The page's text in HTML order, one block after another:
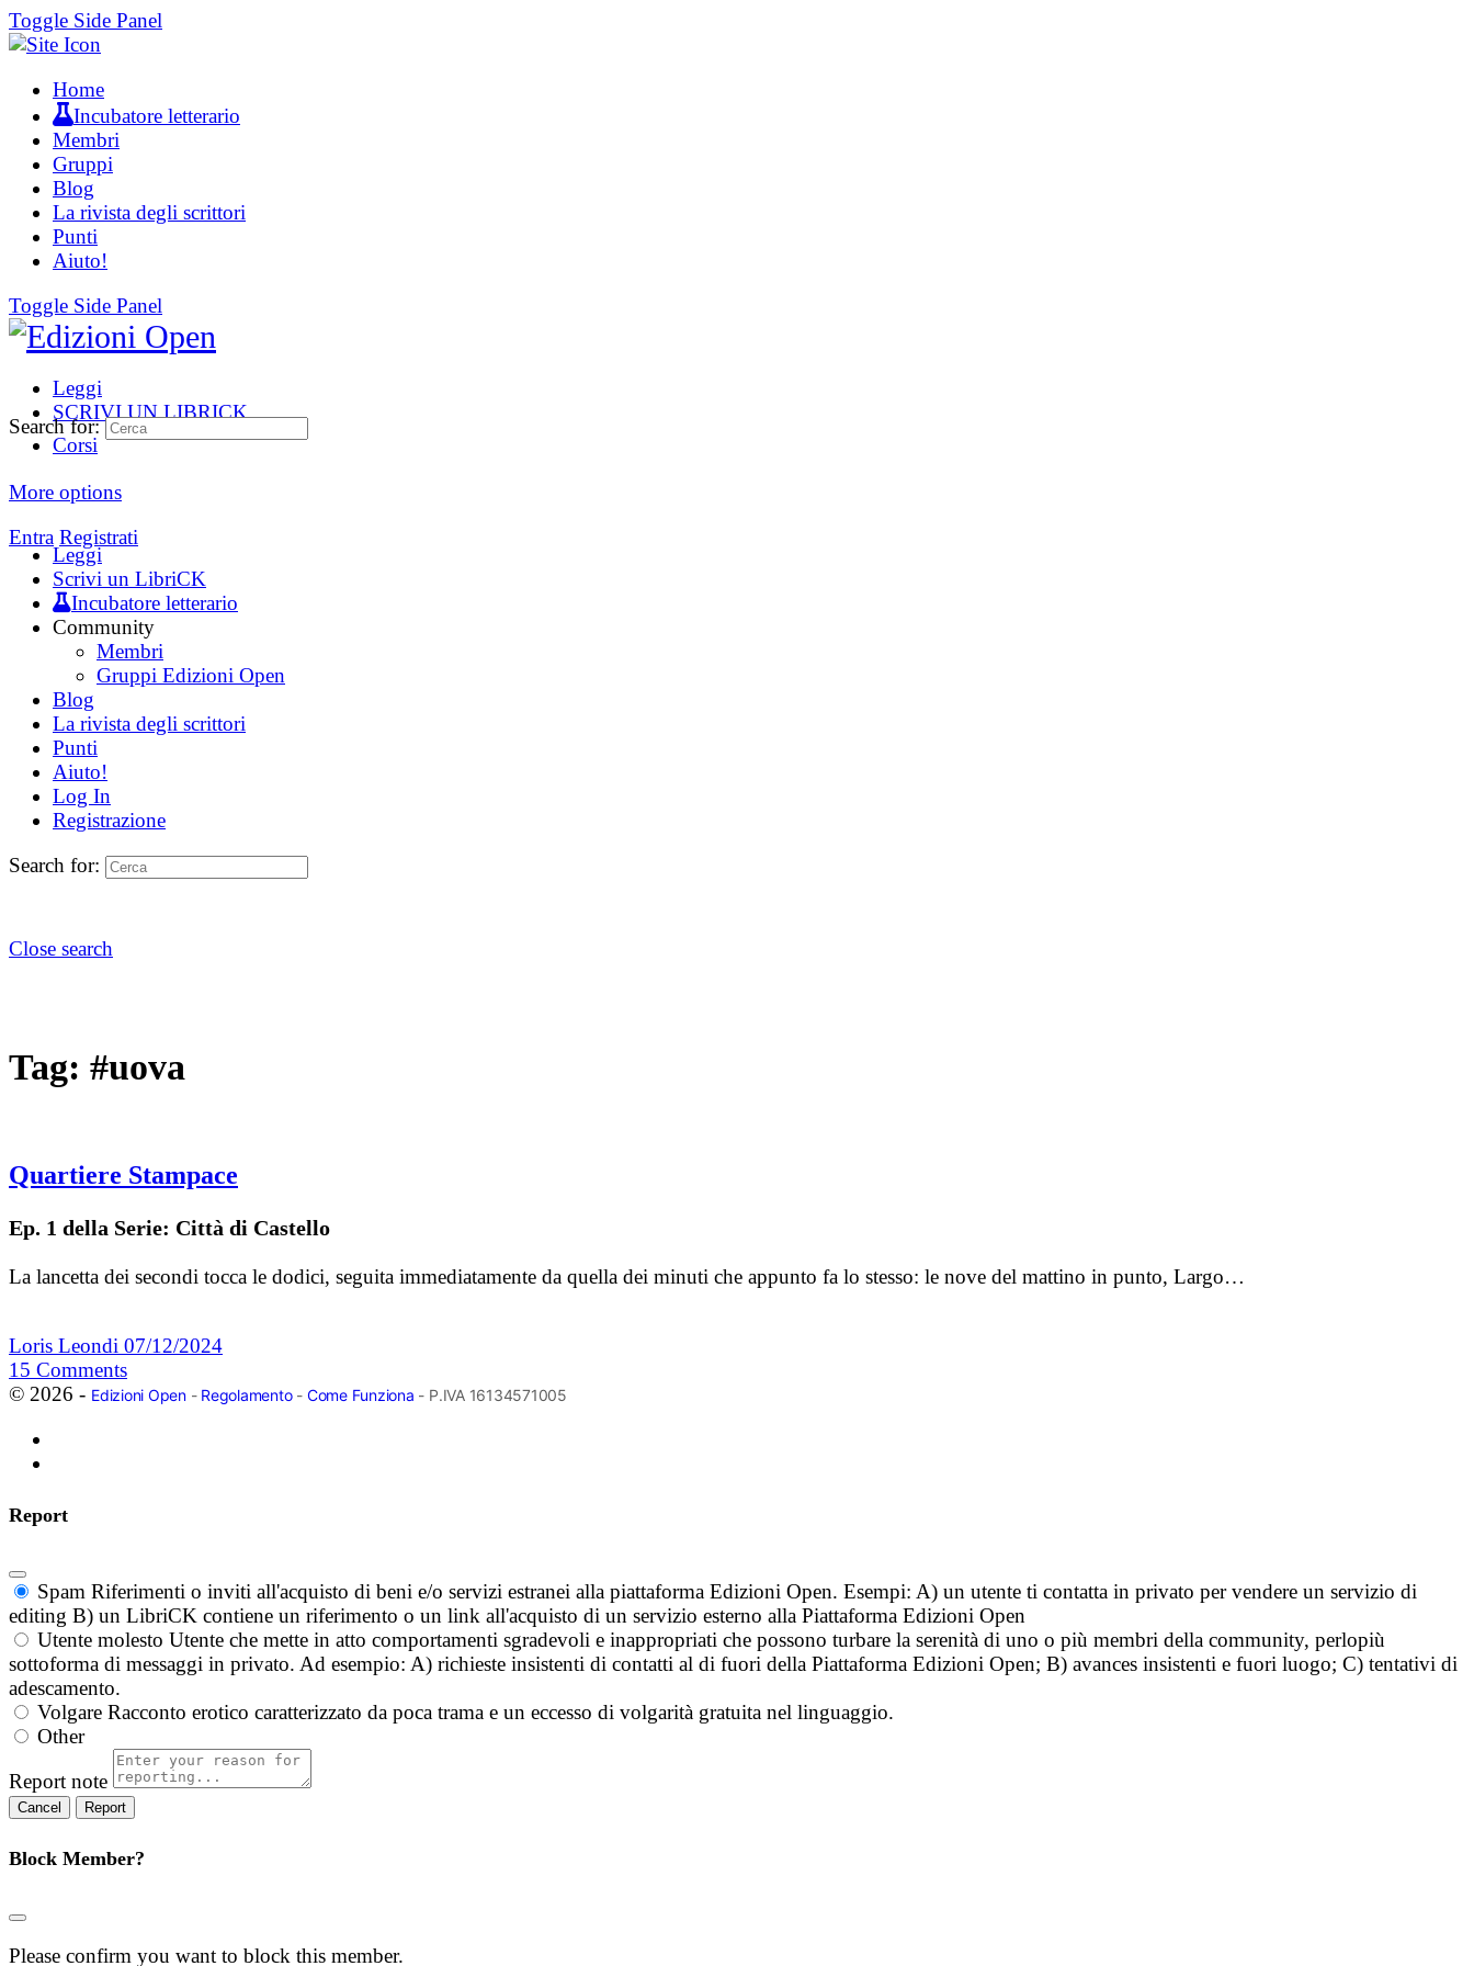
Toggle Side Panel
Home
Incubatore letterario
Membri
Gruppi
Blog
La rivista degli scrittori
Punti
Aiuto!
Toggle Side Panel
Leggi
SCRIVI UN LIBRICK
Corsi
More options
Entra Registrati
Search for:
Leggi
Scrivi un LibriCK
Incubatore letterario
Community
Membri
Gruppi Edizioni Open
Blog
La rivista degli scrittori
Punti
Aiuto!
Log In
Registrazione
Search for:
Close search
Tag: #uova
Quartiere Stampace
Ep. 1 della Serie: Città di Castello
La lancetta dei secondi tocca le dodici, seguita immediatamente da quella dei minuti che appunto fa lo stesso: le nove del mattino in punto, Largo…
Loris Leondi 07/12/2024
15 Comments
© 2026 - Edizioni Open- Regolamento- Come Funziona - P.IVA 16134571005
Report
Spam Riferimenti o inviti all'acquisto di beni e/o servizi estranei alla piattaforma Edizioni Open. Esempi: A) un utente ti contatta in privato per vendere un servizio di
editing B) un LibriCK contiene un riferimento o un link all'acquisto di un servizio esterno alla Piattaforma Edizioni Open
Utente molesto Utente che mette in atto comportamenti sgradevoli e inappropriati che possono turbare la serenità di uno o più membri della community, perlopiù
sottoforma di messaggi in privato. Ad esempio: A) richieste insistenti di contatti al di fuori della Piattaforma Edizioni Open; B) avances insistenti e fuori luogo; C) tentativi di
adescamento.
Volgare Racconto erotico caratterizzato da poca trama e un eccesso di volgarità gratuita nel linguaggio.
Other
Report note
Report
Block Member?
Please confirm you want to block this member.